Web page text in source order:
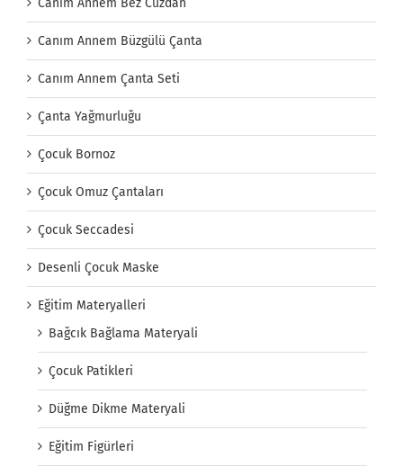
Canım Annem Büzgülü Çanta
Canım Annem Çanta Seti
Çanta Yağmurluğu
Çocuk Bornoz
Çocuk Omuz Çantaları
Çocuk Seccadesi
Desenli Çocuk Maske
Eğitim Materyalleri
Bağcık Bağlama Materyali
Çocuk Patikleri
Düğme Dikme Materyali
Eğitim Figürleri